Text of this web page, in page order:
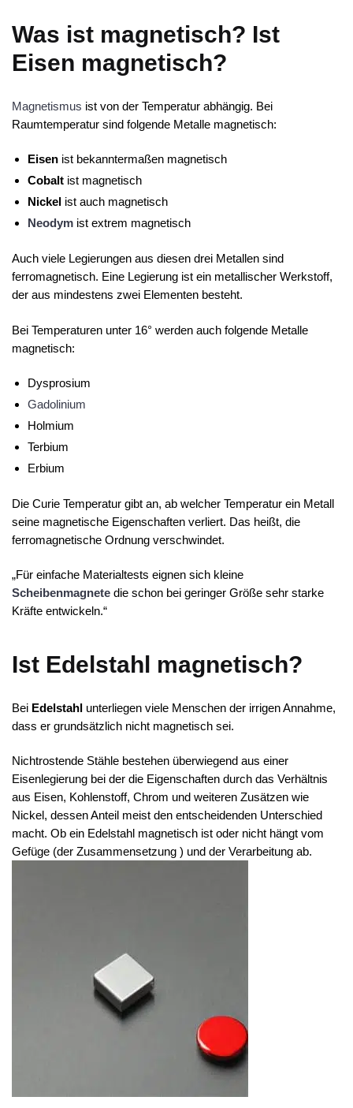
Was ist magnetisch? Ist
Eisen magnetisch?
Magnetismus ist von der Temperatur abhängig. Bei
Raumtemperatur sind folgende Metalle magnetisch:
Eisen ist bekanntermaßen magnetisch
Cobalt ist magnetisch
Nickel ist auch magnetisch
Neodym ist extrem magnetisch
Auch viele Legierungen aus diesen drei Metallen sind
ferromagnetisch. Eine Legierung ist ein metallischer Werkstoff,
der aus mindestens zwei Elementen besteht.
Bei Temperaturen unter 16° werden auch folgende Metalle
magnetisch:
Dysprosium
Gadolinium
Holmium
Terbium
Erbium
Die Curie Temperatur gibt an, ab welcher Temperatur ein Metall
seine magnetische Eigenschaften verliert. Das heißt, die
ferromagnetische Ordnung verschwindet.
„Für einfache Materialtests eignen sich kleine
Scheibenmagnete die schon bei geringer Größe sehr starke
Kräfte entwickeln.“
Ist Edelstahl magnetisch?
Bei Edelstahl unterliegen viele Menschen der irrigen Annahme,
dass er grundsätzlich nicht magnetisch sei.
Nichtrostende Stähle bestehen überwiegend aus einer
Eisenlegierung bei der die Eigenschaften durch das Verhältnis
aus Eisen, Kohlenstoff, Chrom und weiteren Zusätzen wie
Nickel, dessen Anteil meist den entscheidenden Unterschied
macht. Ob ein Edelstahl magnetisch ist oder nicht hängt vom
Gefüge (der Zusammensetzung ) und der Verarbeitung ab.